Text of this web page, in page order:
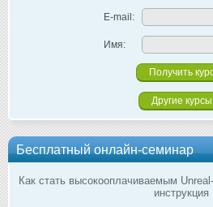
E-mail:
Имя:
Другие курсы
Бесплатный онлайн-семинар
Как стать высокооплачиваемым
инструкция